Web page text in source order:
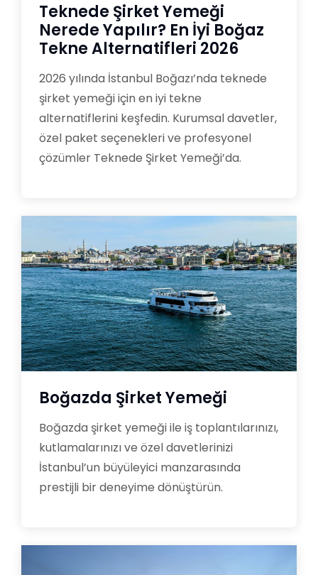
Teknede Şirket Yemeği
Nerede Yapılır? En İyi Boğaz
Tekne Alternatifleri 2026
2026 yılında İstanbul Boğazı’nda teknede
şirket yemeği için en iyi tekne
alternatiflerini keşfedin. Kurumsal davetler,
özel paket seçenekleri ve profesyonel
çözümler Teknede Şirket Yemeği’da.
Boğazda Şirket Yemeği
Boğazda şirket yemeği ile iş toplantılarınızı,
kutlamalarınızı ve özel davetlerinizi
İstanbul’un büyüleyici manzarasında
prestijli bir deneyime dönüştürün.